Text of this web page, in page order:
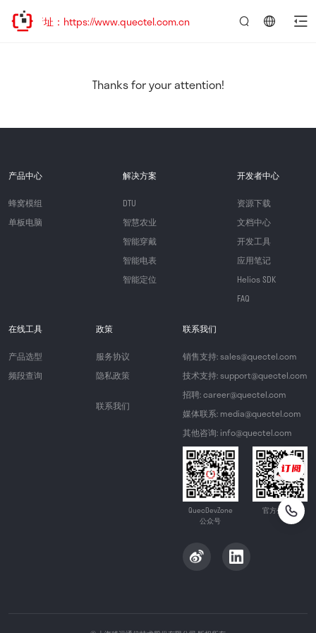
访问新址：https://www.quectel.com.cn
Thanks for your attention!
产品中心
蜂窝模组
单板电脑
解决方案
DTU
智慧农业
智能穿戴
智能电表
智能定位
开发者中心
资源下载
文档中心
开发工具
应用笔记
Helios SDK
FAQ
在线工具
产品选型
频段查询
政策
服务协议
隐私政策
联系我们
联系我们
销售支持: sales@quectel.com
技术支持: support@quectel.com
招聘: career@quectel.com
媒体联系: media@quectel.com
其他咨询: info@quectel.com
QuecDevZone
公众号
官方公众号